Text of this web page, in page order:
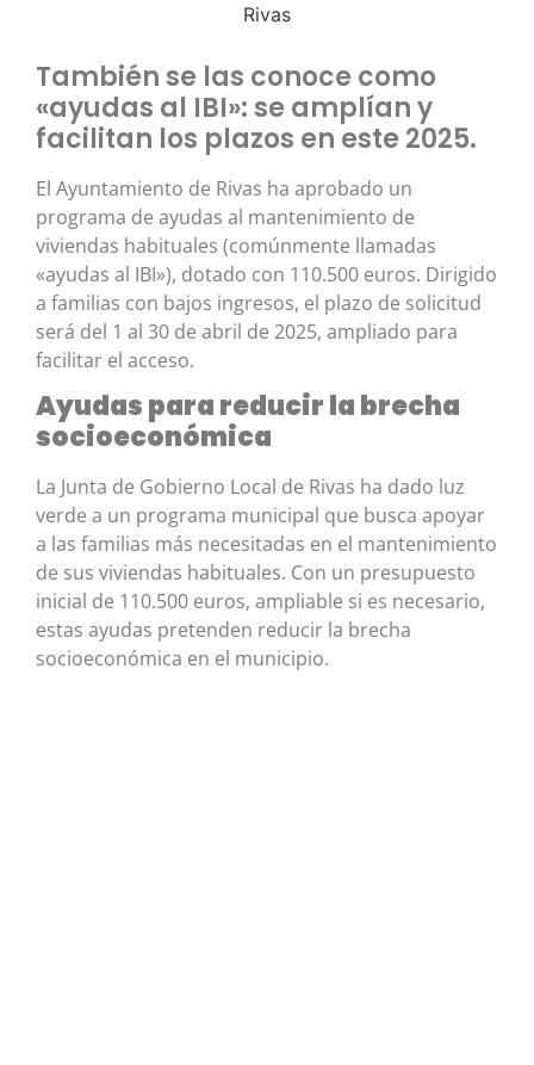
También se las conoce como
«ayudas al IBI»: se amplían y
facilitan los plazos en este 2025.
El Ayuntamiento de Rivas ha aprobado un
programa de ayudas al mantenimiento de
viviendas habituales (comúnmente llamadas
«ayudas al IBI»), dotado con 110.500 euros. Dirigido
a familias con bajos ingresos, el plazo de solicitud
será del 1 al 30 de abril de 2025, ampliado para
facilitar el acceso.
Ayudas para reducir la brecha
socioeconómica
La Junta de Gobierno Local de Rivas ha dado luz
verde a un programa municipal que busca apoyar
a las familias más necesitadas en el mantenimiento
de sus viviendas habituales. Con un presupuesto
inicial de 110.500 euros, ampliable si es necesario,
estas ayudas pretenden reducir la brecha
socioeconómica en el municipio.